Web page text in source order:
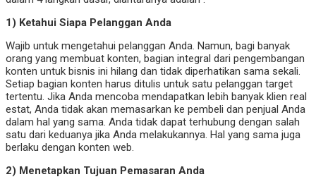
1) Ketahui Siapa Pelanggan Anda
Wajib untuk mengetahui pelanggan Anda. Namun, bagi banyak
orang yang membuat konten, bagian integral dari pengembangan
konten untuk bisnis ini hilang dan tidak diperhatikan sama sekali.
Setiap bagian konten harus ditulis untuk satu pelanggan target
tertentu. Jika Anda mencoba mendapatkan lebih banyak klien real
estat, Anda tidak akan memasarkan ke pembeli dan penjual Anda
dalam hal yang sama. Anda tidak dapat terhubung dengan salah
satu dari keduanya jika Anda melakukannya. Hal yang sama juga
berlaku dengan konten web.
2) Menetapkan Tujuan Pemasaran Anda